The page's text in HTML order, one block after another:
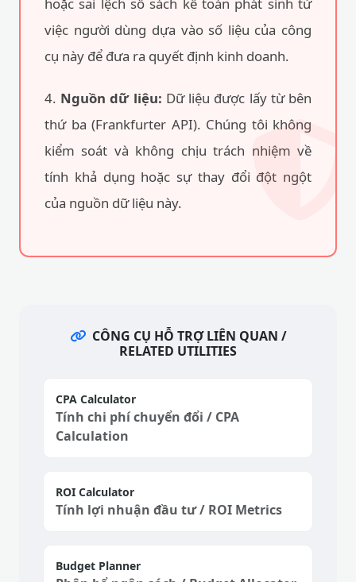
cụ này để đưa ra quyết định kinh doanh.
4. Nguồn dữ liệu:Dữ liệu được lấy từ bên
kiểm soát và không chịu trách nhiệm về
tính khả dụng hoặc sự thay đổi đột ngột
của nguồn dữ liệu này.
CPA Calculator
ROI Calculator
Budget Planner